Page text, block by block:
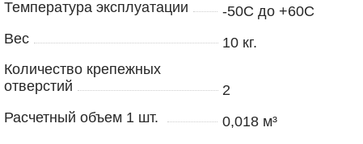
Температура эксплуатации
-50С до +60С
Вес
10 кг.
Количество крепежных
отверстий
2
Расчетный объем 1 шт.
0,018 м³